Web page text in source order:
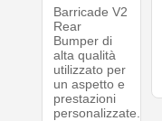
Barricade V2
Rear
Bumper di
alta qualità
utilizzato per
un aspetto e
prestazioni
personalizzate.